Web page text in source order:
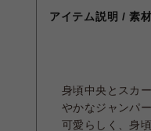
アイテム説明 / 素材
身頃中央とスカ
やかなジャンパ
可愛らしく、身